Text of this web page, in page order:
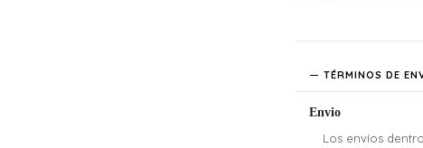
TÉRMINOS DE
Envio
Los envíos